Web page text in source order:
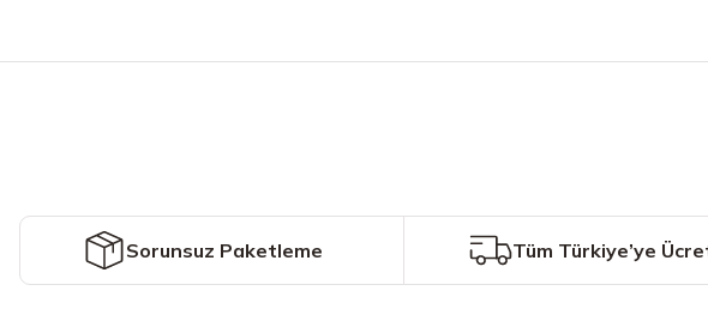
Ürün fiyatı diğer sitelerden daha pahalı.
Bu ürüne benzer farklı alternatifler olmalı.
Sorunsuz Paketleme Tüm Türkiye’ye